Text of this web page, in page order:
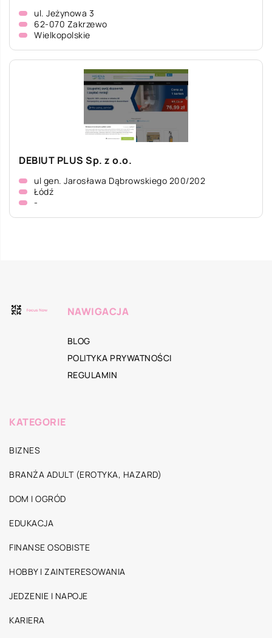
ul. Jeżynowa 3
62-070 Zakrzewo
Wielkopolskie
DEBIUT PLUS Sp. z o.o.
ul gen. Jarosława Dąbrowskiego 200/202
Łódź
-
NAWIGACJA
BLOG
POLITYKA PRYWATNOŚCI
REGULAMIN
KATEGORIE
BIZNES
BRANŻA ADULT (EROTYKA, HAZARD)
DOM I OGRÓD
EDUKACJA
FINANSE OSOBISTE
HOBBY I ZAINTERESOWANIA
JEDZENIE I NAPOJE
KARIERA